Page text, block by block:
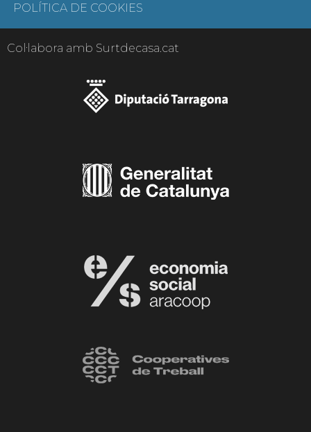
POLÍTICA DE COOKIES
Col·labora amb Surtdecasa.cat